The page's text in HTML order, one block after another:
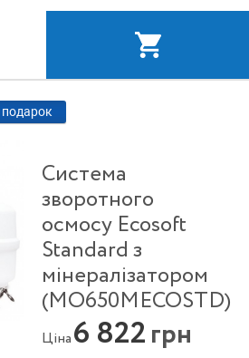
Система
зворотного
осмосу Ecosoft
Standard з
мінералізатором
(MO650MECOSTD)
Ціна6 822грн